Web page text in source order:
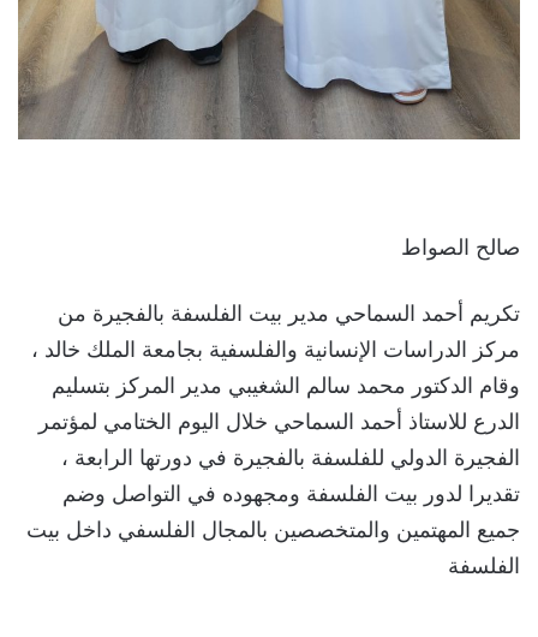
صالح الصواط
تكريم أحمد السماحي مدير بيت الفلسفة بالفجيرة من
مركز الدراسات الإنسانية والفلسفية بجامعة الملك خالد ،
وقام الدكتور محمد سالم الشغيبي مدير المركز بتسليم
الدرع للاستاذ أحمد السماحي خلال اليوم الختامي لمؤتمر
الفجيرة الدولي للفلسفة بالفجيرة في دورتها الرابعة ،
تقديرا لدور بيت الفلسفة ومجهوده في التواصل وضم
جميع المهتمين والمتخصصين بالمجال الفلسفي داخل بيت
الفلسفة